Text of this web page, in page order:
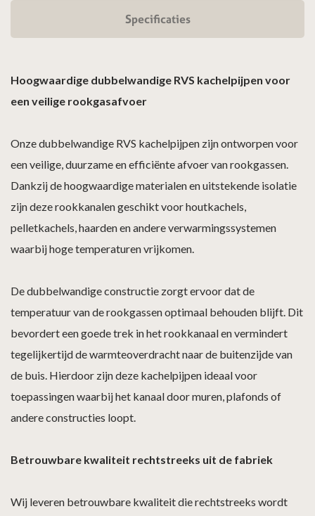
Specificaties
Hoogwaardige dubbelwandige RVS kachelpijpen voor
een veilige rookgasafvoer
Onze dubbelwandige RVS kachelpijpen zijn ontworpen voor
een veilige, duurzame en efficiënte afvoer van rookgassen.
Dankzij de hoogwaardige materialen en uitstekende isolatie
zijn deze rookkanalen geschikt voor houtkachels,
pelletkachels, haarden en andere verwarmingssystemen
waarbij hoge temperaturen vrijkomen.
De dubbelwandige constructie zorgt ervoor dat de
temperatuur van de rookgassen optimaal behouden blijft. Dit
bevordert een goede trek in het rookkanaal en vermindert
tegelijkertijd de warmteoverdracht naar de buitenzijde van
de buis. Hierdoor zijn deze kachelpijpen ideaal voor
toepassingen waarbij het kanaal door muren, plafonds of
andere constructies loopt.
Betrouwbare kwaliteit rechtstreeks uit de fabriek
Wij leveren betrouwbare kwaliteit die rechtstreeks wordt